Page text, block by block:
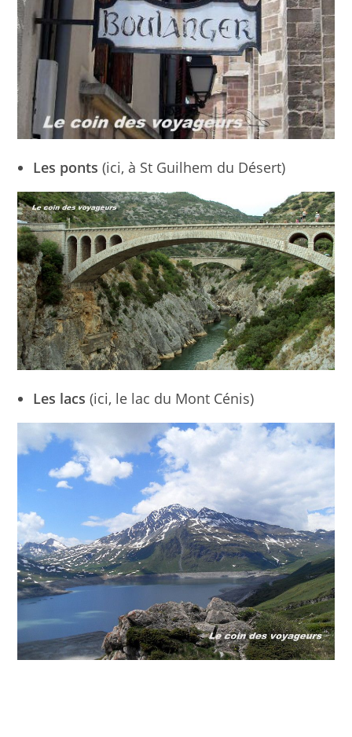
Les ponts (ici, à St Guilhem du Désert)
Les lacs (ici, le lac du Mont Cénis)